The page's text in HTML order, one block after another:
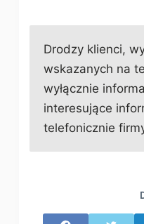
Drodzy klienci,
wskazanych na
wyłącznie
interesujące
telefonicznie